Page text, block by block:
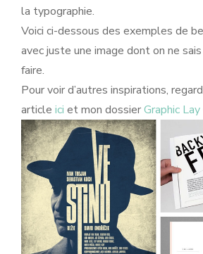
la typographie.
Voici ci-dessous des exemples de
avec juste une image dont on ne
faire.
Pour voir d’autres inspirations,
article ici et mon dossierGraphic